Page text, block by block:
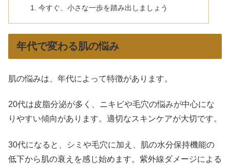
今すぐ、小さな一歩を踏み出しましょう
年代で変わる肌の悩み
肌の悩みは、年代によって特徴があります。
20代は皮脂分泌が多く、ニキビや毛穴の悩みが中心にな
りやすい傾向があります。適切なスキンケアが大切です。
30代になると、シミや毛穴に加え、肌の水分保持機能の
低下から肌の衰えを感じ始めます。紫外線ダメージによる